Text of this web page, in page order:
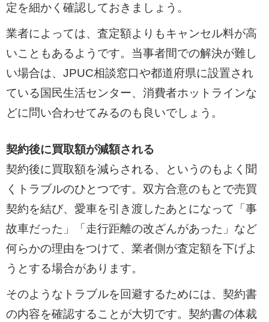
定を細かく確認しておきましょう。
業者によっては、査定額よりもキャンセル料が高
いこともあるようです。当事者間での解決が難し
い場合は、JPUC相談窓口や都道府県に設置され
ている国民生活センター、消費者ホットラインな
どに問い合わせてみるのも良いでしょう。
契約後に買取額が減額される
契約後に買取額を減らされる、というのもよく聞
くトラブルのひとつです。双方合意のもとで売買
契約を結び、愛車を引き渡したあとになって「事
故車だった」「走行距離の改ざんがあった」など
何らかの理由をつけて、業者側が査定額を下げよ
うとする場合があります。
そのようなトラブルを回避するためには、契約書
の内容を確認することが大切です。契約書の体裁